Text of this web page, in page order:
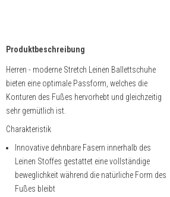
Produktbeschreibung
Herren - moderne Stretch Leinen Ballettschuhe
bieten eine optimale Passform, welches die
Konturen des Fußes hervorhebt und gleichzeitig
sehr gemütlich ist.
Charakteristik
Innovative dehnbare Fasern innerhalb des
Leinen Stoffes gestattet eine vollständige
beweglichkeit während die natürliche Form des
Fußes bleibt